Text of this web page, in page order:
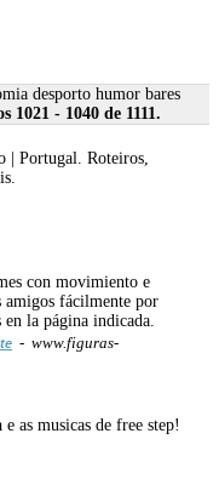
desporto humor bares
- 1040 de 1111.
| Portugal. Roteiros,
con movimiento e
amigos fácilmente por
la página indicada.
- www.figuras-
e as musicas de free step!